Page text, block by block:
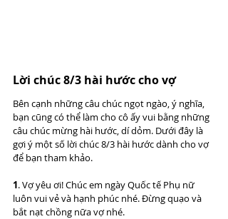
Lời chúc 8/3 hài hước cho vợ
Bên cạnh những câu chúc ngọt ngào, ý nghĩa,
bạn cũng có thể làm cho cô ấy vui bằng những
câu chúc mừng hài hước, dí dỏm. Dưới đây là
gợi ý một số lời chúc 8/3 hài hước dành cho vợ
để bạn tham khảo.
1. Vợ yêu ơi! Chúc em ngày Quốc tế Phụ nữ
luôn vui vẻ và hạnh phúc nhé. Đừng quạo và
bắt nạt chồng nữa vợ nhé.